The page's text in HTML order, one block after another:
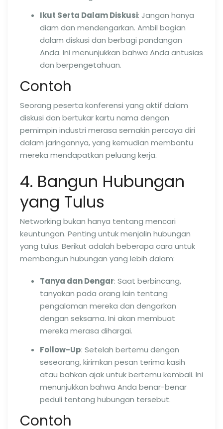
Ikut Serta Dalam Diskusi: Jangan hanya
diam dan mendengarkan. Ambil bagian
dalam diskusi dan berbagi pandangan
Anda. Ini menunjukkan bahwa Anda antusias
dan berpengetahuan.
Contoh
Seorang peserta konferensi yang aktif dalam
diskusi dan bertukar kartu nama dengan
pemimpin industri merasa semakin percaya diri
dalam jaringannya, yang kemudian membantu
mereka mendapatkan peluang kerja.
4. Bangun Hubungan
yang Tulus
Networking bukan hanya tentang mencari
keuntungan. Penting untuk menjalin hubungan
yang tulus. Berikut adalah beberapa cara untuk
membangun hubungan yang lebih dalam:
Tanya dan Dengar: Saat berbincang,
tanyakan pada orang lain tentang
pengalaman mereka dan dengarkan
dengan seksama. Ini akan membuat
mereka merasa dihargai.
Follow-Up: Setelah bertemu dengan
seseorang, kirimkan pesan terima kasih
atau bahkan ajak untuk bertemu kembali. Ini
menunjukkan bahwa Anda benar-benar
peduli tentang hubungan tersebut.
Contoh